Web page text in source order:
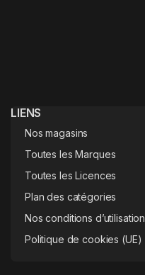
LIENS
Nos magasins
Toutes les Marques
Toutes les Licences
Plan des catégories
Nos conditions d’utilisation
Politique de cookies (UE)